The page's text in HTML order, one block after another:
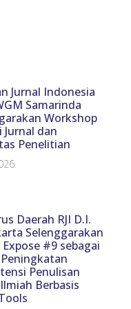
Jurnal Indonesia
Samarinda
Workshop
Jurnal dan
Penelitian
Daerah RJI D.I.
Selenggarakan
Expose #9 sebagai
Penulisan
Berbasis